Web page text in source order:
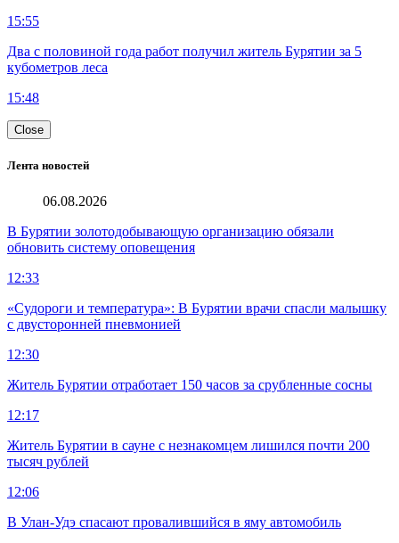
15:55
Два с половиной года работ получил житель Бурятии за 5
кубометров леса
15:48
Close
Лента новостей
06.08.2026
В Бурятии золотодобывающую организацию обязали
обновить систему оповещения
12:33
«Судороги и температура»: В Бурятии врачи спасли малышку
с двусторонней пневмонией
12:30
Житель Бурятии отработает 150 часов за срубленные сосны
12:17
Житель Бурятии в сауне с незнакомцем лишился почти 200
тысяч рублей
12:06
В Улан-Удэ спасают провалившийся в яму автомобиль